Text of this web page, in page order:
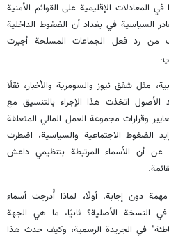
المعادلات الإقليمية على القوائم الأمنية
السياسية في بغداد أن الضغوط الداخلية
من رد فعل الجماعات المسلحة أجبرت
مثل شفق نيوز والسومرية والأخبار، نقلًا
اتخذت هذا الإجراء بالتنسيق مع
وقرارات مجموعة العمل المالي المتعلقة
الضغوط الاجتماعية والسياسية، اضطرت
عن أن الأسماء المرتبطة بتنظيمي داعش
دون إجابة. أولًا، لماذا أُدرجت أسماء
النسخة الأصلية؟ ثانيًا، ما هي الجهة
في الجريدة الرسمية، وكيف حدث هذا